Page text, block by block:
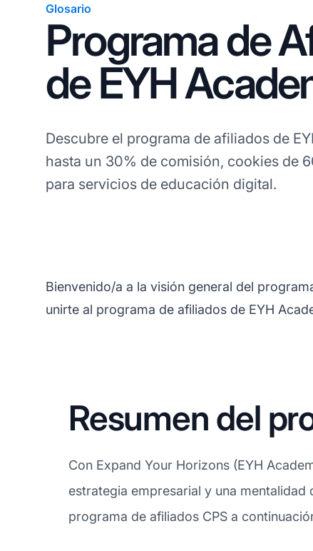
Glosario
Programa de
de EYH
Descubre el programa de afiliados de
hasta un 30% de comisión, cookies de
para servicios de educación digital.
Bienvenido/a a la visión general del
unirte al programa de afiliados de EYH
Resumen del
Con Expand Your Horizons (EYH
estrategia empresarial y una
programa de afiliados CPS a